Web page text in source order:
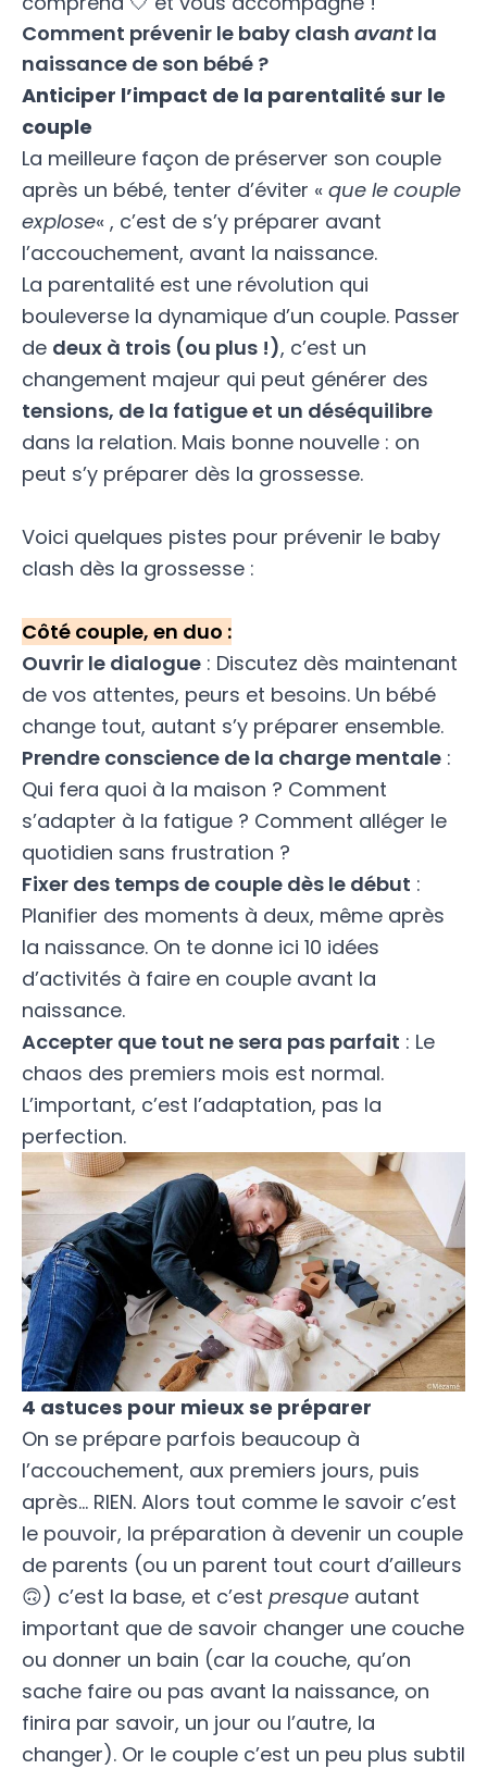
Comment prévenir le baby clash avantla
naissance de son bébé ?
Anticiper l’impact de la parentalité sur le
couple
La meilleure façon de préserver son couple
après un bébé, tenter d’éviter « que le couple
explose« , c’est de s’y préparer avant
l’accouchement, avant la naissance.
La parentalité est une révolution qui
bouleverse la dynamique d’un couple. Passer
de deux à trois (ou plus !), c’est un
changement majeur qui peut générer des
tensions, de la fatigue et un déséquilibre
dans la relation. Mais bonne nouvelle : on
peut s’y préparer dès la grossesse.
Voici quelques pistes pour prévenir le baby
clash dès la grossesse :
Côté couple, en duo :
Ouvrir le dialogue : Discutez dès maintenant
de vos attentes, peurs et besoins. Un bébé
change tout, autant s’y préparer ensemble.
Prendre conscience de la charge mentale :
Qui fera quoi à la maison ? Comment
s’adapter à la fatigue ? Comment alléger le
quotidien sans frustration ?
Fixer des temps de couple dès le début :
Planifier des moments à deux, même après
la naissance. On te donne ici 10 idées
d’activités à faire en couple avant la
naissance.
Accepter que tout ne sera pas parfait : Le
chaos des premiers mois est normal.
L’important, c’est l’adaptation, pas la
perfection.
4 astuces pour mieux se préparer
On se prépare parfois beaucoup à
l’accouchement, aux premiers jours, puis
après… RIEN. Alors tout comme le savoir c’est
le pouvoir, la préparation à devenir un couple
de parents (ou un parent tout court d’ailleurs
🙃) c’est la base, et c’est presque autant
important que de savoir changer une couche
ou donner un bain (car la couche, qu’on
sache faire ou pas avant la naissance, on
finira par savoir, un jour ou l’autre, la
changer). Or le couple c’est un peu plus subtil